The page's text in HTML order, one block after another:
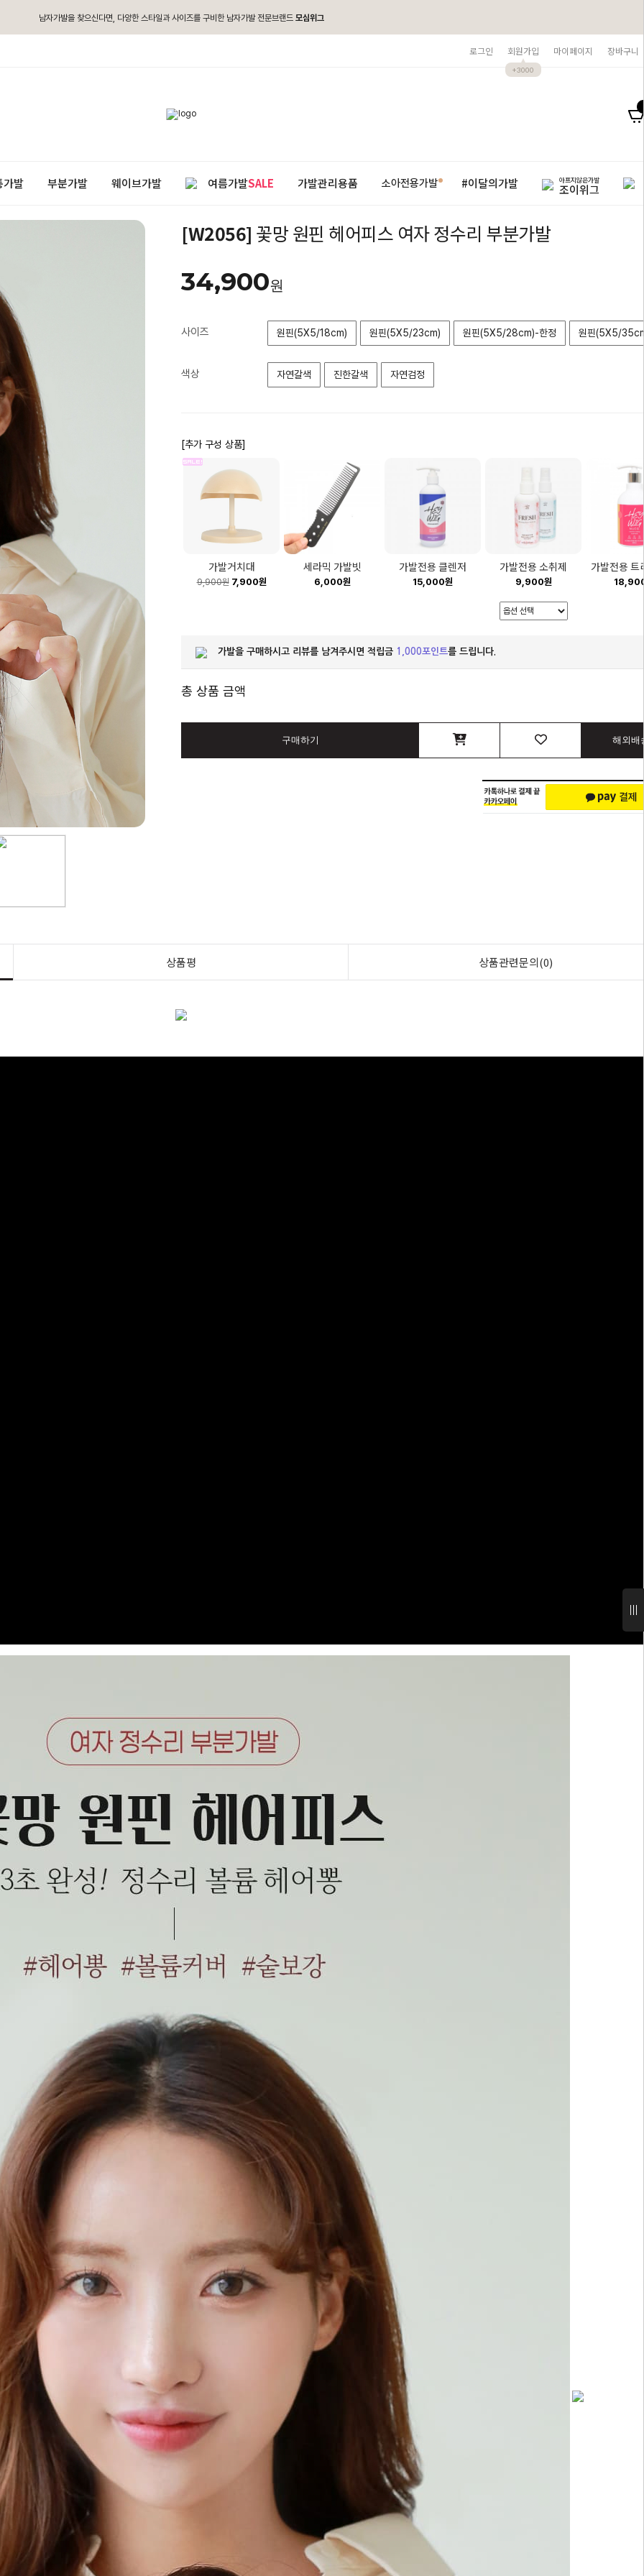
남자가발을 찾으신다면, 다양한 스타일과 사이즈를 구비한 남자가발 전문브랜드 모심위그
로그인 회원가입
+3000
마이페이지 장바구니
가발 부분가발 웨이브가발 여름가발SALE 가발관리용품 소아전용가발 #이달의가발 아프지않은가발
조이위그
[W2056] 꽃망 원핀 헤어피스 여자 정수리 부분가발
34,900원
사이즈 원핀(5X5/18cm) 원핀(5X5/23cm) 원핀(5X5/28cm)-한정 원핀(5X5/
색상 자연갈색 진한갈색 자연검정
[추가 구성 상품]
가발거치대
9,900원7,900원
세라믹 가발빗
6,000원
가발전용 클렌저
15,000원
가발전용 소취제
9,900원
가발전용 트
가발을 구매하시고 리뷰를 남겨주시면 적립금 1,000포인트를 드립니다.
총 상품 금액
구매하기 해외배
상품평 상품관련문의(0)